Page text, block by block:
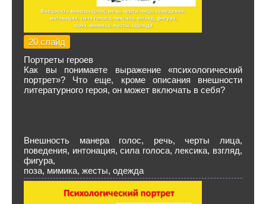
20 слайд
Портреты героев
Как вы понимаете выражение «психологический
портрет»? Что еще, кроме описания внешности
литературного героя, он может включать в себя?
Внешность манера голос, речь, черты лица,
поведения, интонация, сила голоса, лексика, взгляд,
фигура,
поза, мимика, жесты, одежда